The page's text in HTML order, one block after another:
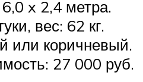
x 2,4 метра.
вес: 62 кг.
или коричневый.
27 000 руб.